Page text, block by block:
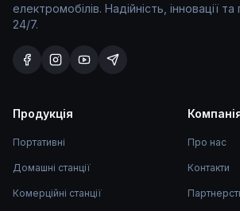
електромобілів. Надійність, інновації та
24/7.
Продукція
Портативні
Домашні станції
Комерційні станції
Про нас
Контакти